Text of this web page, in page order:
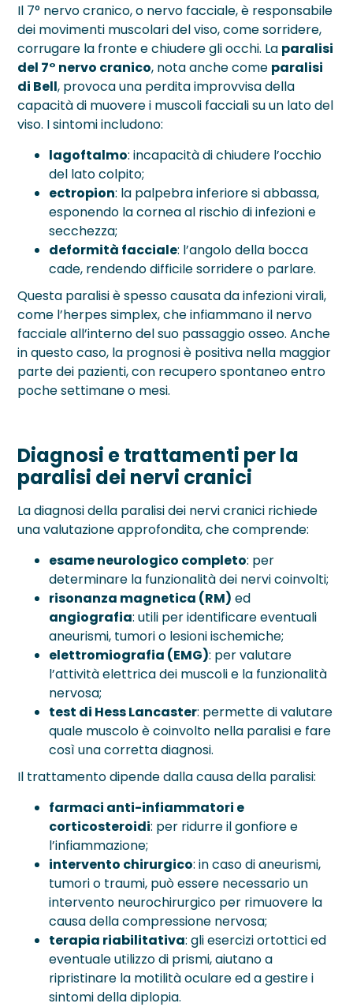
Il 7° nervo cranico, o nervo facciale, è responsabile
dei movimenti muscolari del viso, come sorridere,
corrugare la fronte e chiudere gli occhi. La paralisi
del 7° nervo cranico, nota anche come paralisi
di Bell, provoca una perdita improvvisa della
capacità di muovere i muscoli facciali su un lato del
viso. I sintomi includono:
lagoftalmo: incapacità di chiudere l’occhio
del lato colpito;
ectropion: la palpebra inferiore si abbassa,
esponendo la cornea al rischio di infezioni e
secchezza;
deformità facciale: l’angolo della bocca
cade, rendendo difficile sorridere o parlare.
Questa paralisi è spesso causata da infezioni virali,
come l’herpes simplex, che infiammano il nervo
facciale all’interno del suo passaggio osseo. Anche
in questo caso, la prognosi è positiva nella maggior
parte dei pazienti, con recupero spontaneo entro
poche settimane o mesi.
Diagnosi e trattamenti per la
paralisi dei nervi cranici
La diagnosi della paralisi dei nervi cranici richiede
una valutazione approfondita, che comprende:
esame neurologico completo: per
determinare la funzionalità dei nervi coinvolti;
risonanza magnetica (RM) ed
angiografia: utili per identificare eventuali
aneurismi, tumori o lesioni ischemiche;
elettromiografia (EMG): per valutare
l’attività elettrica dei muscoli e la funzionalità
nervosa;
test di Hess Lancaster: permette di valutare
quale muscolo è coinvolto nella paralisi e fare
così una corretta diagnosi.
Il trattamento dipende dalla causa della paralisi:
farmaci anti-infiammatori e
corticosteroidi: per ridurre il gonfiore e
l’infiammazione;
intervento chirurgico: in caso di aneurismi,
tumori o traumi, può essere necessario un
intervento neurochirurgico per rimuovere la
causa della compressione nervosa;
terapia riabilitativa: gli esercizi ortottici ed
eventuale utilizzo di prismi, aiutano a
ripristinare la motilità oculare ed a gestire i
sintomi della diplopia.